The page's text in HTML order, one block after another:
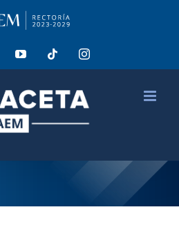
YouTube Tiktok Instagram